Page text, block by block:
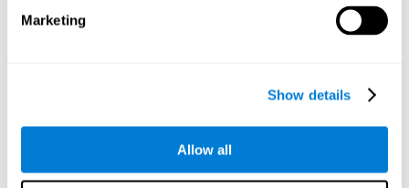
Marketing
Show details
Allow all